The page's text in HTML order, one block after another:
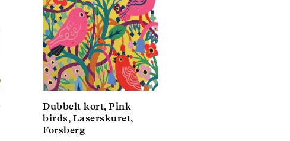
Dubbelt kort, Pink
birds, Laserskuret,
Forsberg